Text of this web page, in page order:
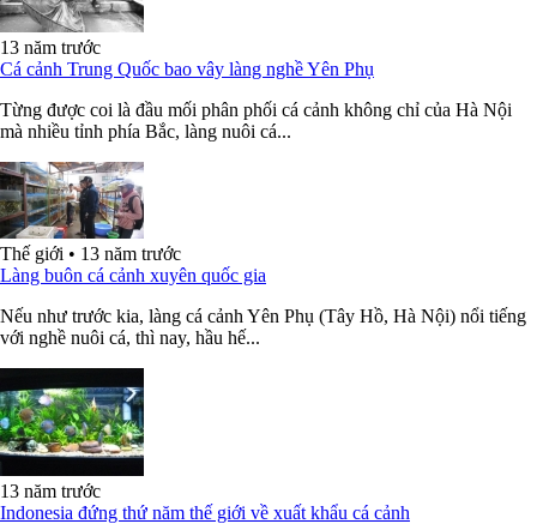
13 năm trước
Cá cảnh Trung Quốc bao vây làng nghề Yên Phụ
Từng được coi là đầu mối phân phối cá cảnh không chỉ của Hà Nội
mà nhiều tỉnh phía Bắc, làng nuôi cá...
Thế giới • 13 năm trước
Làng buôn cá cảnh xuyên quốc gia
Nếu như trước kia, làng cá cảnh Yên Phụ (Tây Hồ, Hà Nội) nổi tiếng
với nghề nuôi cá, thì nay, hầu hế...
13 năm trước
Indonesia đứng thứ năm thế giới về xuất khẩu cá cảnh